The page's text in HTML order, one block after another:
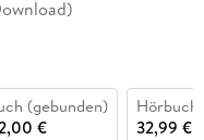
(gebunden)
€
Hörbuch
32,99 €